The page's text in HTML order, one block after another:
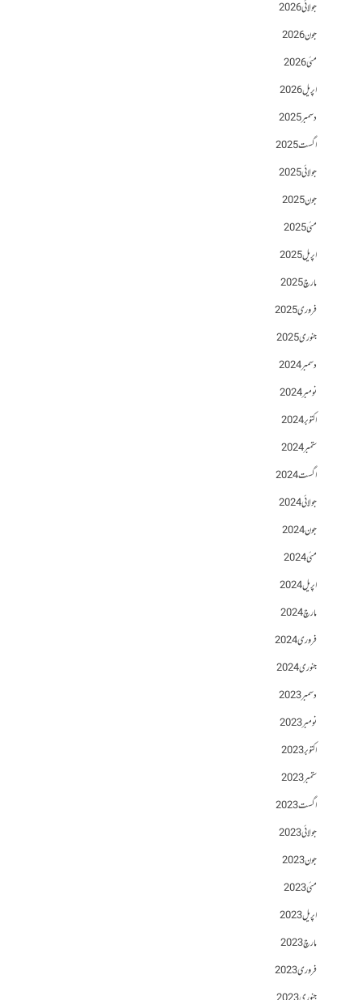
جولائی 2026
جون 2026
مئی 2026
اپریل 2026
دسمبر 2025
اگست 2025
جولائی 2025
جون 2025
مئی 2025
اپریل 2025
مارچ 2025
فروری 2025
جنوری 2025
دسمبر 2024
نومبر 2024
اکتوبر 2024
ستمبر 2024
اگست 2024
جولائی 2024
جون 2024
مئی 2024
اپریل 2024
مارچ 2024
فروری 2024
جنوری 2024
دسمبر 2023
نومبر 2023
اکتوبر 2023
ستمبر 2023
اگست 2023
جولائی 2023
جون 2023
مئی 2023
اپریل 2023
مارچ 2023
فروری 2023